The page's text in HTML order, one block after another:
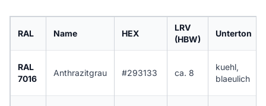
RAL Name HEX
LRV
(HBW)
Unterton
RAL
7016
Anthrazitgrau #293133 ca. 8
kuehl,
blaeulich